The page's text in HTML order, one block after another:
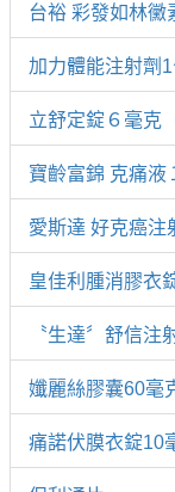
台裕 彩發如林黴
加力體能注射劑
立舒定錠６毫克
寶齡富錦 克痛液
愛斯達 好克癌注
皇佳利腫消膠衣
〝生達〞舒信注
孅麗絲膠囊60毫
痛諾伏膜衣錠10